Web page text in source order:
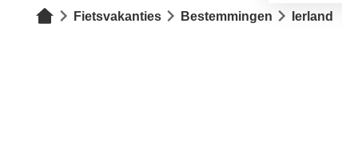
Home Fietsvakanties Bestemmingen Ierland